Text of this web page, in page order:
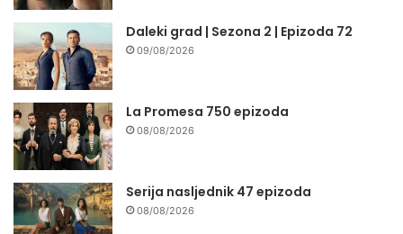
Daleki grad | Sezona 2 | Epizoda 72
09/08/2026
La Promesa 750 epizoda
08/08/2026
Serija nasljednik 47 epizoda
08/08/2026